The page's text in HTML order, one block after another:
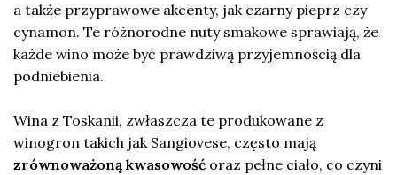
a także przyprawowe akcenty, jak czarny pieprz czy
cynamon. Te różnorodne nuty smakowe sprawiają, że
każde wino może być prawdziwą przyjemnością dla
podniebienia.
Wina z Toskanii, zwłaszcza te produkowane z
winogron takich jak Sangiovese, często mają
zrównoważoną kwasowość oraz pełne ciało, co czyni